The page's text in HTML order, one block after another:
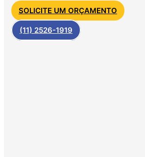
SOLICITE UM ORÇAMENTO
(11) 2526-1919